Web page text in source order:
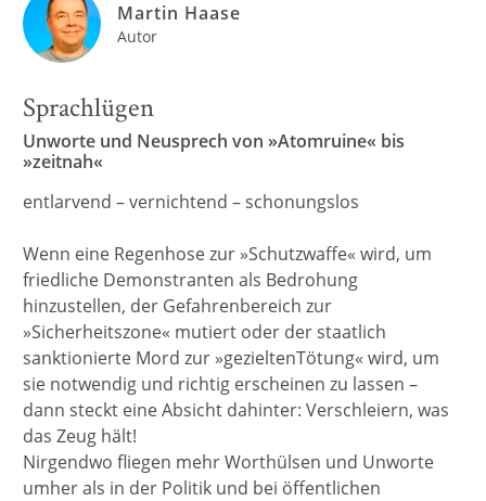
Martin Haase
Autor
Sprachlügen
Unworte und Neusprech von »Atomruine« bis
»zeitnah«
entlarvend – vernichtend – schonungslos
Wenn eine Regenhose zur »Schutzwaffe« wird, um
friedliche Demonstranten als Bedrohung
hinzustellen, der Gefahrenbereich zur
»Sicherheitszone« mutiert oder der staatlich
sanktionierte Mord zur »gezieltenTötung« wird, um
sie notwendig und richtig erscheinen zu lassen –
dann steckt eine Absicht dahinter: Verschleiern, was
das Zeug hält!
Nirgendwo fliegen mehr Worthülsen und Unworte
umher als in der Politik und bei öffentlichen